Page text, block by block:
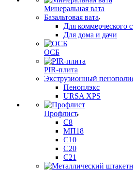
Минеральная вата
Базальтовая вата
Для коммерческого
Для дома и дачи
ОСБ
PIR-плита
Экструзионный
Пеноплэкс
URSA XPS
Профлист
С8
МП18
С10
С20
С21